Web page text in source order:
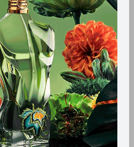
y costos de envío
gratuitos en tiendas
te pueden interesar